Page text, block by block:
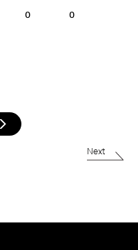
0 0
Next